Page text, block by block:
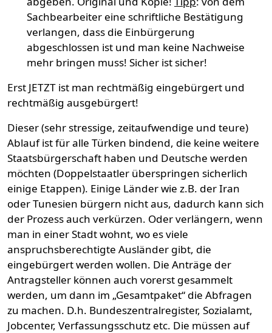
Sachbearbeiter eine schriftliche Bestätigung
verlangen, dass die Einbürgerung
abgeschlossen ist und man keine Nachweise
mehr bringen muss! Sicher ist sicher!
Erst JETZT ist man rechtmäßig eingebürgert und
rechtmäßig ausgebürgert!
Dieser (sehr stressige, zeitaufwendige und teure)
Ablauf ist für alle Türken bindend, die keine weitere
Staatsbürgerschaft haben und Deutsche werden
möchten (Doppelstaatler überspringen sicherlich
einige Etappen). Einige Länder wie z.B. der Iran
oder Tunesien bürgern nicht aus, dadurch kann sich
der Prozess auch verkürzen. Oder verlängern, wenn
man in einer Stadt wohnt, wo es viele
anspruchsberechtigte Ausländer gibt, die
eingebürgert werden wollen. Die Anträge der
Antragsteller können auch vorerst gesammelt
werden, um dann im „Gesamtpaket“ die Abfragen
zu machen. D.h. Bundeszentralregister, Sozialamt,
Jobcenter, Verfassungsschutz etc. Die müssen auf